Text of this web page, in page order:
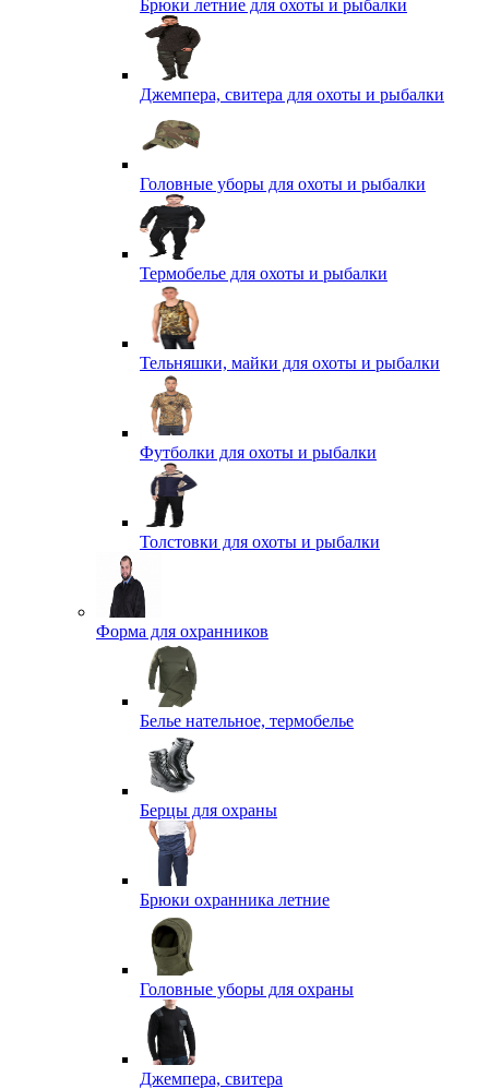
Брюки летние для охоты и рыбалки
Джемпера, свитера для охоты и рыбалки
Головные уборы для охоты и рыбалки
Термобелье для охоты и рыбалки
Тельняшки, майки для охоты и рыбалки
Футболки для охоты и рыбалки
Толстовки для охоты и рыбалки
Форма для охранников
Белье нательное, термобелье
Берцы для охраны
Брюки охранника летние
Головные уборы для охраны
Джемпера, свитера